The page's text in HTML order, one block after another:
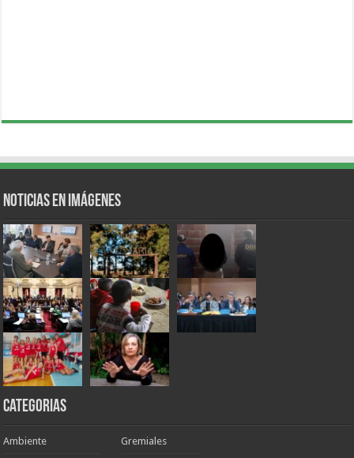
Noticias en Imágenes
Categorias
Ambiente Gremiales